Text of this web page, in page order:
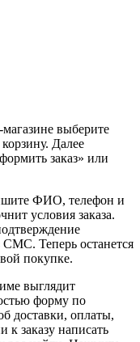
выберите
Далее
заказ» или
ФИО, телефон и
условия заказа.
СМС. Теперь останется
покупке.
выглядит
форму по
доставки, оплаты,
к заказу написать